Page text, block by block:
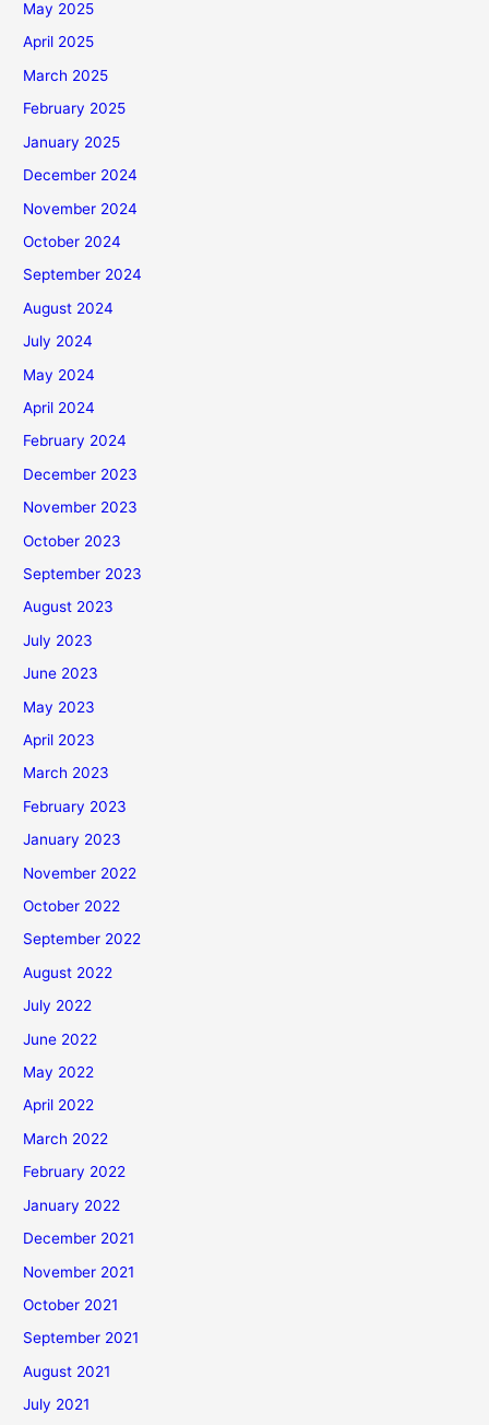
May 2025
April 2025
March 2025
February 2025
January 2025
December 2024
November 2024
October 2024
September 2024
August 2024
July 2024
May 2024
April 2024
February 2024
December 2023
November 2023
October 2023
September 2023
August 2023
July 2023
June 2023
May 2023
April 2023
March 2023
February 2023
January 2023
November 2022
October 2022
September 2022
August 2022
July 2022
June 2022
May 2022
April 2022
March 2022
February 2022
January 2022
December 2021
November 2021
October 2021
September 2021
August 2021
July 2021